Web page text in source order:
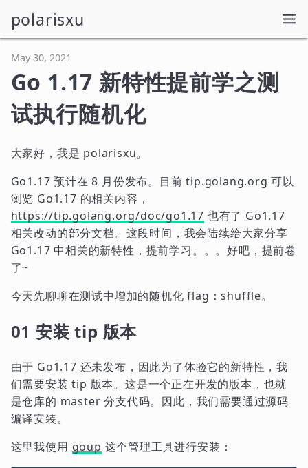
polarisxu
May 30, 2021
Go 1.17 新特性提前学之测
试执行随机化
大家好，我是 polarisxu。
Go1.17 预计在 8 月份发布。目前 tip.golang.org 可以
浏览 Go1.17 的相关内容，
https://tip.golang.org/doc/go1.17 也有了 Go1.17
相关改动的部分文档。这段时间，我会陆续给大家分享
Go1.17 中相关的新特性，提前学习。。。好吧，提前卷
了~
今天先聊聊在测试中增加的随机化 flag：shuffle。
01 安装 tip 版本
由于 Go1.17 还未发布，因此为了体验它的新特性，我
们需要安装 tip 版本。这是一个正在开发的版本，也就
是仓库的 master 分支代码。因此，我们需要通过源码
编译安装。
这里我使用 goup 这个管理工具进行安装：